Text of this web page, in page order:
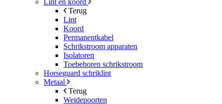
Lint en koord
Terug
Lint
Koord
Permanentkabel
Schrikstroom apparaten
Isolatoren
Toebehoren schrikstroom
Horseguard schriklint
Metaal
Terug
Weidepoorten